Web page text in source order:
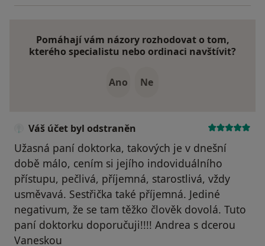
Pomáhají vám názory rozhodovat o tom,
kterého specialistu nebo ordinaci navštívit?
Ano Ne
Váš účet byl odstraněn
Užasná paní doktorka, takových je v dnešní
době málo, cením si jejího indoviduálního
přístupu, pečlivá, příjemná, starostlivá, vždy
usměvavá. Sestřička také příjemná. Jediné
negativum, že se tam těžko člověk dovolá. Tuto
paní doktorku doporučuji!!!! Andrea s dcerou
Vaneskou